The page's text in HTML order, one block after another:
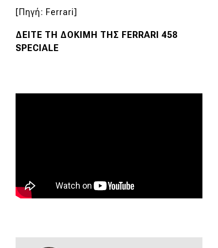
[Πηγή: Ferrari]
ΔΕΙΤΕ ΤΗ ΔΟΚΙΜΗ ΤΗΣ FERRARI 458
SPECIALE